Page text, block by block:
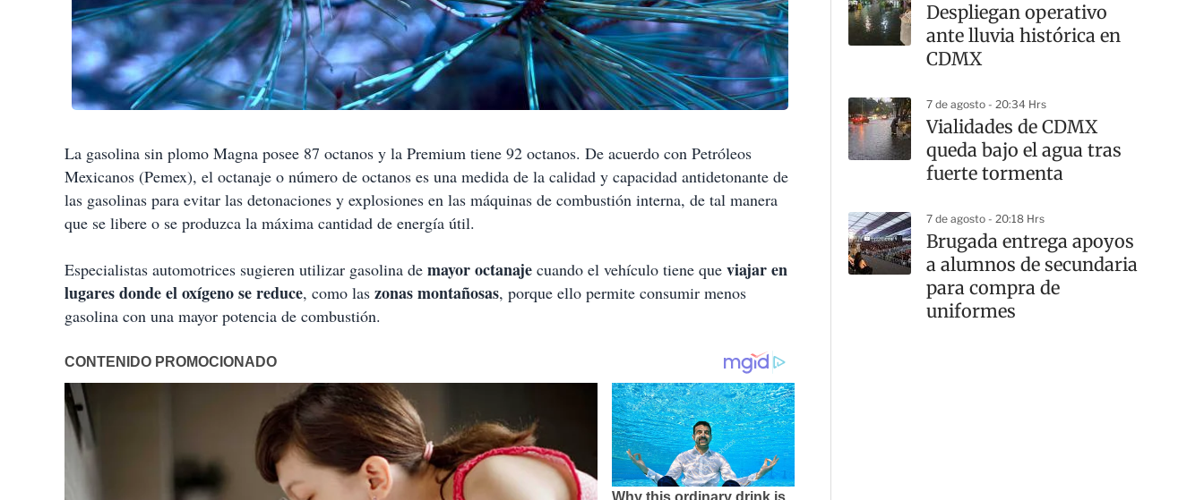
La gasolina sin plomo Magna posee 87 octanos y la Premium tiene 92 octanos. De acuerdo con Petróleos
Mexicanos (Pemex), el octanaje o número de octanos es una medida de la calidad y capacidad antidetonante de
las gasolinas para evitar las detonaciones y explosiones en las máquinas de combustión interna, de tal manera
que se libere o se produzca la máxima cantidad de energía útil.
Especialistas automotrices sugieren utilizar gasolina de mayor octanaje cuando el vehículo tiene que viajar en
lugares donde el oxígeno se reduce, como las zonas montañosas, porque ello permite consumir menos
gasolina con una mayor potencia de combustión.
Despliegan operativo
ante lluvia histórica en
CDMX
7 de agosto - 20:34 Hrs
Vialidades de CDMX
queda bajo el agua tras
fuerte tormenta
7 de agosto - 20:18 Hrs
Brugada entrega apoyos
a alumnos de secundaria
para compra de
uniformes